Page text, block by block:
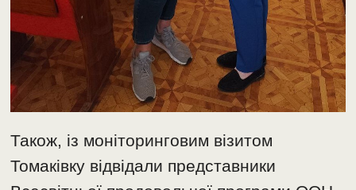
Також, із моніторинговим візитом
Томаківку відвідали представники